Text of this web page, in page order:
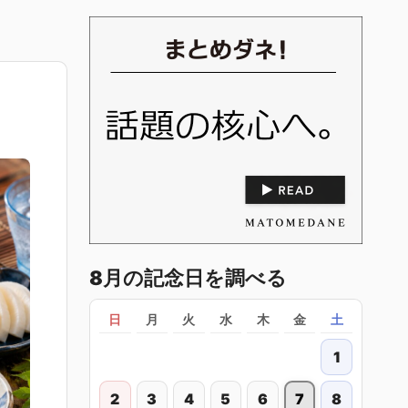
8月の記念日を調べる
日 月 火 水 木 金 土
1
2 3 4 5 6 7 8